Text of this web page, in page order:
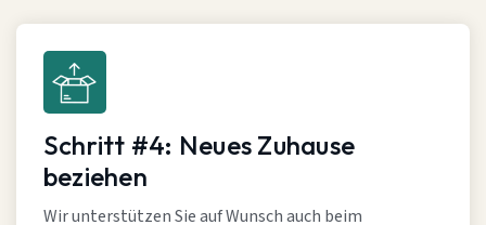
Schritt #4: Neues Zuhause
beziehen
Wir unterstützen Sie auf Wunsch auch beim